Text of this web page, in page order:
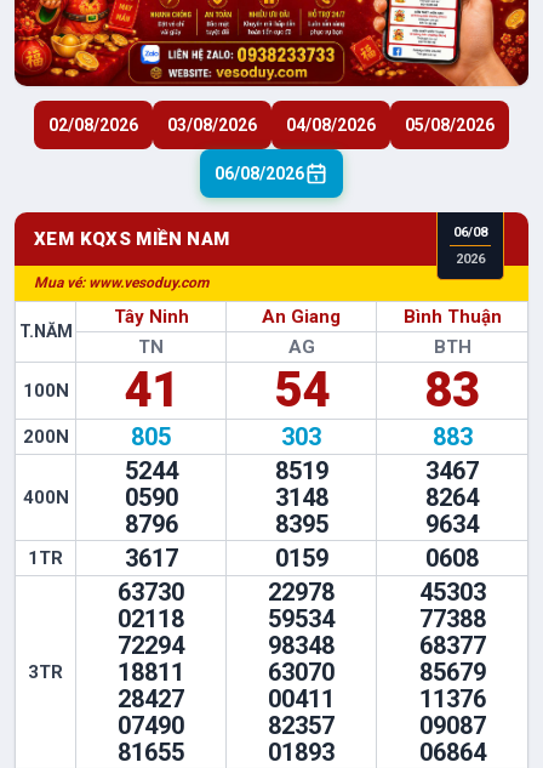
02/08/2026 03/08/2026 04/08/2026 05/08/2026
06/08/2026
XEM KQXS MIỀN NAM
Mua vé: www.vesoduy.com
06/08
2026
T.NĂM
Tây Ninh An Giang
Bình Thuận
TN
AG
BTH
100N
41 54 83
200N 805 303 883
400N
5244
0590
8796
8519
3148
8395
3467
8264
9634
1TR 3617 0159 0608
3TR
63730
02118
72294
18811
28427
07490
81655
22978
59534
98348
63070
00411
82357
01893
45303
77388
68377
85679
11376
09087
06864